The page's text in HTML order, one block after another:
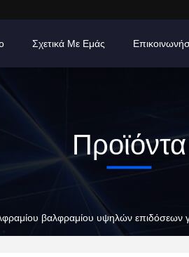
Σχετικά Με Εμάς
Προϊόντα
βαλφραμίου υψηλών επιδόσεων